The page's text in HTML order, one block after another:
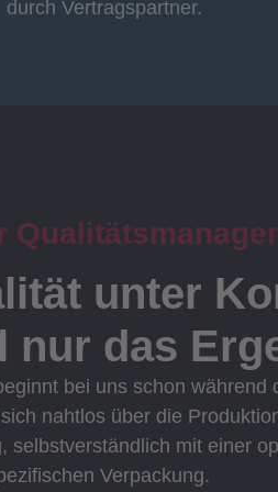
durch Vertragspartner.
Vertragspartner
unter
nur das
bei uns schon während
nahtlos über die
selbstverständlich mit einer
Verpackung.